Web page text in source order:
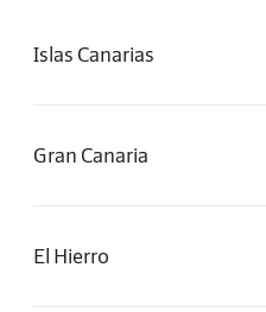
Islas Canarias
Gran Canaria
El Hierro